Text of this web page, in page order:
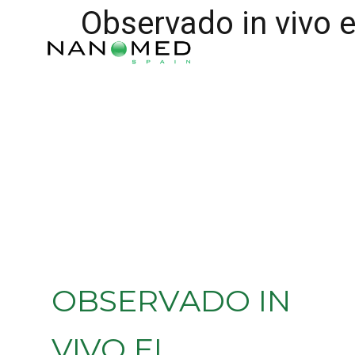
Observado in vivo
OBSERVADO IN